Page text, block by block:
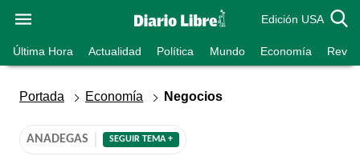
Edición USA
Última Hora Actualidad Política Mundo Economía
Portada Economía Negocios
ANADEGAS SEGUIR TEMA +